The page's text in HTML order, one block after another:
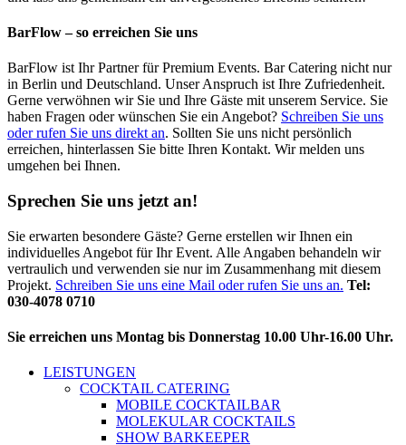
BarFlow – so erreichen Sie uns
BarFlow ist Ihr Partner für Premium Events. Bar Catering nicht nur
in Berlin und Deutschland. Unser Anspruch ist Ihre Zufriedenheit.
Gerne verwöhnen wir Sie und Ihre Gäste mit unserem Service. Sie
haben Fragen oder wünschen Sie ein Angebot? Schreiben Sie uns
oder rufen Sie uns direkt an. Sollten Sie uns nicht persönlich
erreichen, hinterlassen Sie bitte Ihren Kontakt. Wir melden uns
umgehen bei Ihnen.
Sprechen Sie uns jetzt an!
Sie erwarten besondere Gäste? Gerne erstellen wir Ihnen ein
individuelles Angebot für Ihr Event. Alle Angaben behandeln wir
vertraulich und verwenden sie nur im Zusammenhang mit diesem
Projekt. Schreiben Sie uns eine Mail oder rufen Sie uns an. Tel:
030-4078 0710
Sie erreichen uns Montag bis Donnerstag 10.00 Uhr-16.00 Uhr.
LEISTUNGEN
COCKTAIL CATERING
MOBILE COCKTAILBAR
MOLEKULAR COCKTAILS
SHOW BARKEEPER